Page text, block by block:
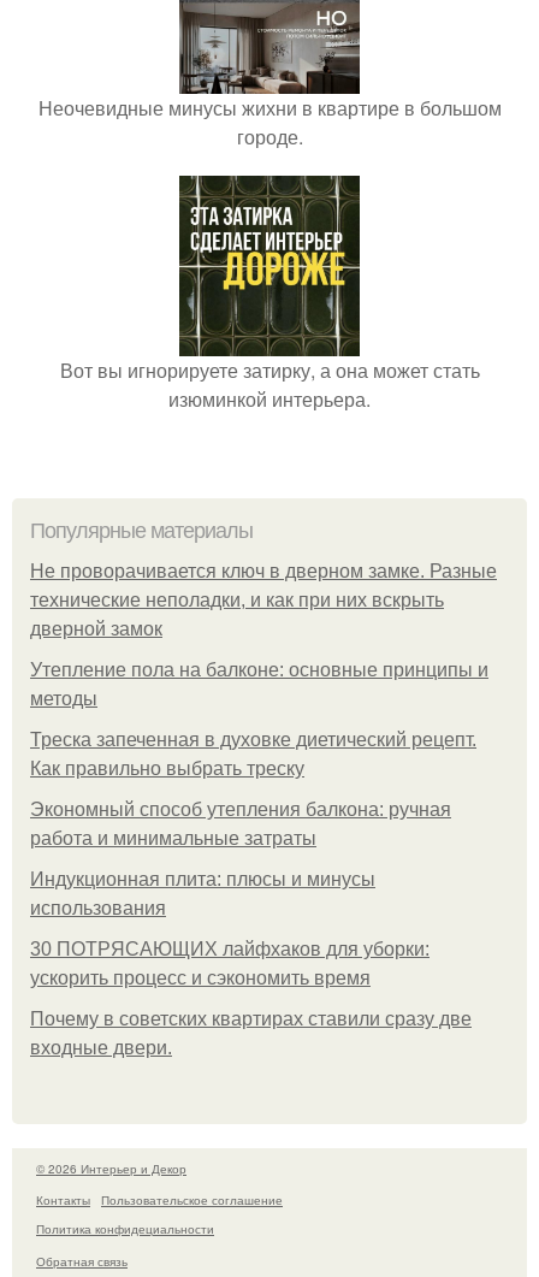
Неочевидные минусы жихни в квартире в большом
городе.
Вот вы игнорируете затирку, а она может стать
изюминкой интерьера.
Популярные материалы
Не проворачивается ключ в дверном замке. Разные
технические неполадки, и как при них вскрыть
дверной замок
Утепление пола на балконе: основные принципы и
методы
Треска запеченная в духовке диетический рецепт.
Как правильно выбрать треску
Экономный способ утепления балкона: ручная
работа и минимальные затраты
Индукционная плита: плюсы и минусы
использования
30 ПОТРЯСАЮЩИХ лайфхаков для уборки:
ускорить процесс и сэкономить время
Почему в советских квартирах ставили сразу две
входные двери.
© 2026 Интерьер и Декор
Контакты
Пользовательское соглашение
Политика конфидециальности
Обратная связь